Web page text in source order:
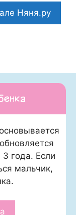
Няня.ру
года. Если
мальчик,